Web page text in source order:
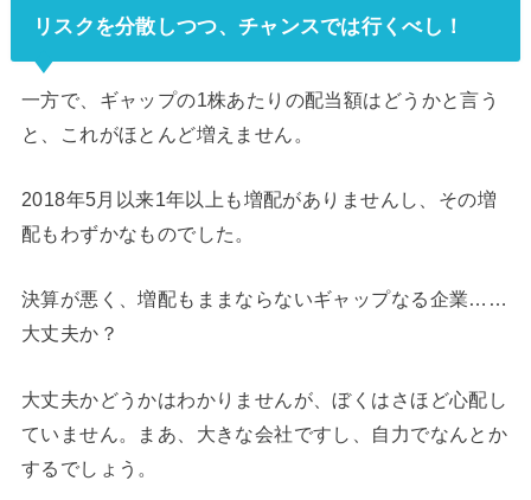
リスクを分散しつつ、チャンスでは行くべし！
一方で、ギャップの1株あたりの配当額はどうかと言う
と、これがほとんど増えません。
2018年5月以来1年以上も増配がありませんし、その増
配もわずかなものでした。
決算が悪く、増配もままならないギャップなる企業……
大丈夫か？
大丈夫かどうかはわかりませんが、ぼくはさほど心配し
ていません。まあ、大きな会社ですし、自力でなんとか
するでしょう。